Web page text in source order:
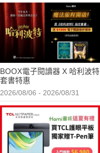
BOOX電子閱讀器 X 哈利波特
套書特惠
2026/08/06 - 2026/08/31